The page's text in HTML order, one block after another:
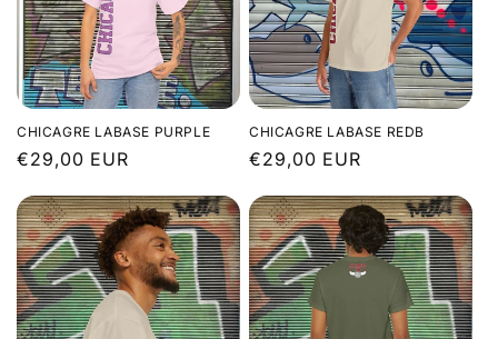
CHICAGRE LABASE PURPLE
Prix
€29,00 EUR
CHICAGRE LABASE REDB
Prix
€29,00 EUR